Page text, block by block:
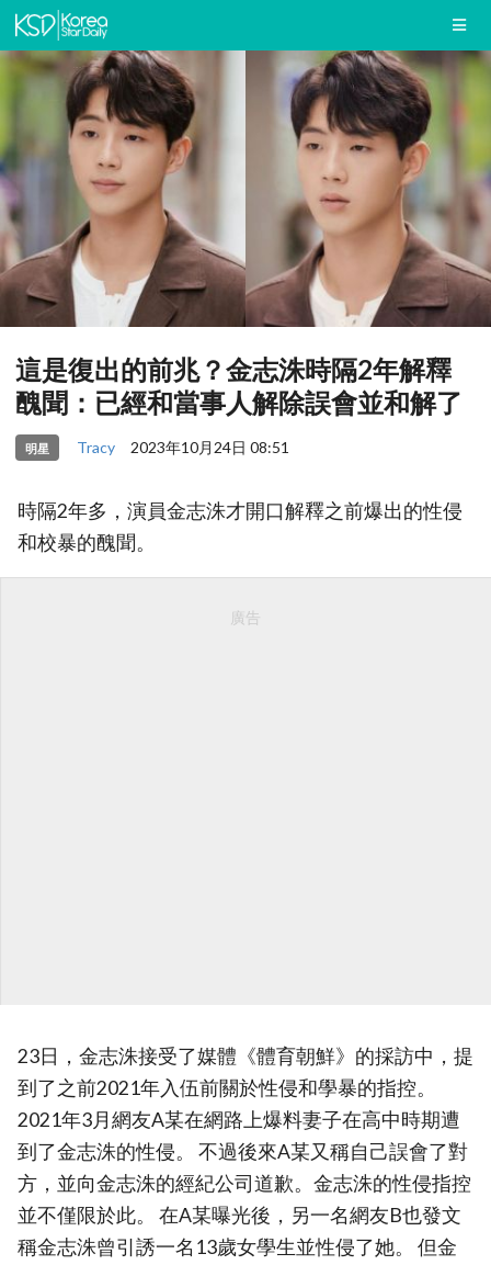
這是復出的前兆？金志洙時隔2年解釋
醜聞：已經和當事人解除誤會並和解了
明星 Tracy 2023年10月24日 08:51
時隔2年多，演員金志洙才開口解釋之前爆出的性侵
和校暴的醜聞。
廣告
23日，金志洙接受了媒體《體育朝鮮》的採訪中，提
到了之前2021年入伍前關於性侵和學暴的指控。
2021年3月網友A某在網路上爆料妻子在高中時期遭
到了金志洙的性侵。 不過後來A某又稱自己誤會了對
方，並向金志洙的經紀公司道歉。金志洙的性侵指控
並不僅限於此。 在A某曝光後，另一名網友B也發文
稱金志洙曾引誘一名13歲女學生並性侵了她。 但金